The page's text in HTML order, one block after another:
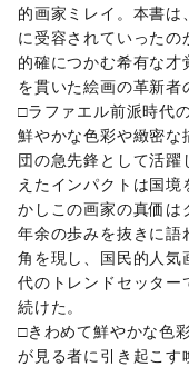
的画家ミレイ。本書
に受容されていった
的確につかむ希有な
を貫いた絵画の革新者
□ラファエル前派時代
鮮やかな色彩や緻密
団の急先鋒として活
えたインパクトは国
かしこの画家の真価
年余の歩みを抜きに
角を現し、国民的人
代のトレンドセッター
続けた。
□きわめて鮮やかな色
が見る者に引き起こ